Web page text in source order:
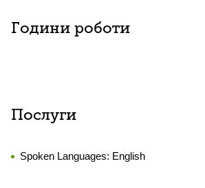
Години роботи
Послуги
Spoken Languages: English